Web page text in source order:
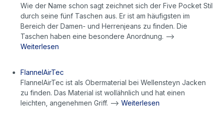
Wie der Name schon sagt zeichnet sich der Five Pocket Stil
durch seine fünf Taschen aus. Er ist am häufigsten im
Bereich der Damen- und Herrenjeans zu finden. Die
Taschen haben eine besondere Anordnung. -->
Weiterlesen
FlannelAirTec
FlannelAirTec ist als Obermaterial bei Wellensteyn Jacken
zu finden. Das Material ist wollähnlich und hat einen
leichten, angenehmen Griff. --> Weiterlesen